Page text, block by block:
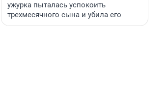
ужурка пыталась успокоить
трехмесячного сына и убила его